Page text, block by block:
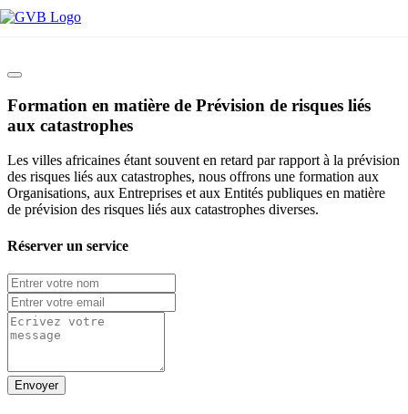
Formation en matière de Prévision de risques liés
aux catastrophes
Les villes africaines étant souvent en retard par rapport à la prévision
des risques liés aux catastrophes, nous offrons une formation aux
Organisations, aux Entreprises et aux Entités publiques en matière
de prévision des risques liés aux catastrophes diverses.
Réserver un service
Envoyer